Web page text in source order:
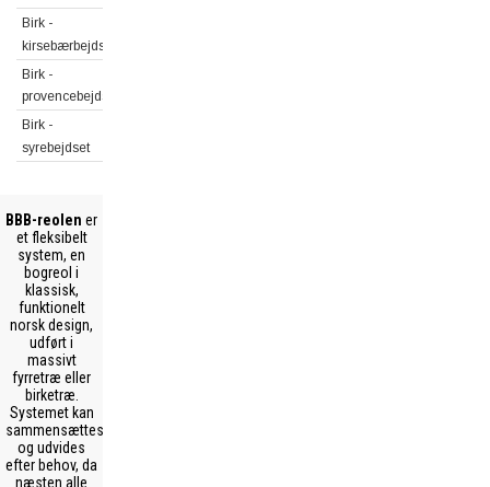
Birk -
kirsebærbejdset
Birk -
provencebejdset
Birk -
syrebejdset
BBB-reolen er
et fleksibelt
system, en
bogreol i
klassisk,
funktionelt
norsk design,
udført i
massivt
fyrretræ eller
birketræ.
Systemet kan
sammensættes
og udvides
efter behov, da
næsten alle